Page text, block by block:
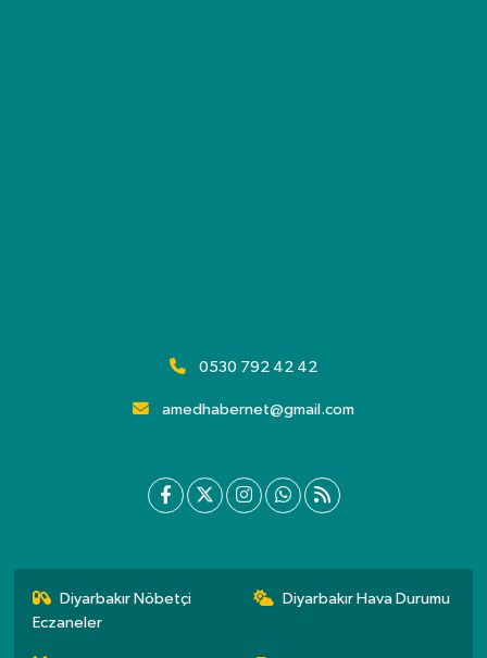
0530 792 42 42
amedhabernet@gmail.com
Diyarbakır Nöbetçi
Eczaneler
Diyarbakır Hava Durumu